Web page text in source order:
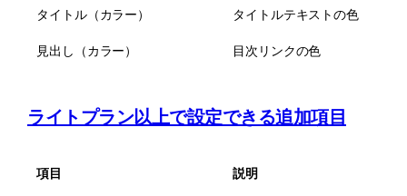
タイトル（カラー） タイトルテキストの色
見出し（カラー） 目次リンクの色
ライトプラン以上で設定できる追加項目
項目 説明